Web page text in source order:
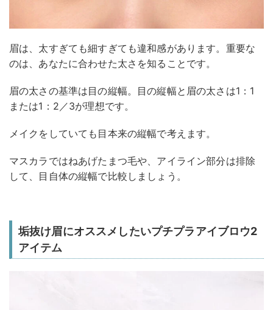
眉は、太すぎても細すぎても違和感があります。重要な
のは、あなたに合わせた太さを知ることです。
眉の太さの基準は目の縦幅。目の縦幅と眉の太さは1：1
または1：2／3が理想です。
メイクをしていても目本来の縦幅で考えます。
マスカラではねあげたまつ毛や、アイライン部分は排除
して、目自体の縦幅で比較しましょう。
垢抜け眉にオススメしたいプチプラアイブロウ2
アイテム